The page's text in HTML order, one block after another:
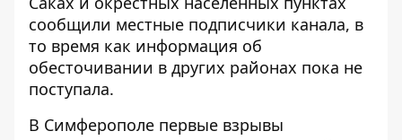
сообщили местные подписчики канала, в
то время как информация об
обесточивании в других районах пока не
поступала.
В Симферополе первые взрывы